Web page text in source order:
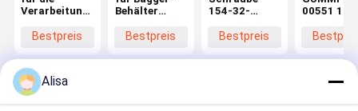
Verarbeitung
Schmelzwasser
Bestpreis
Behälter
71N6-20141
R140LC-7
Bestpreis
154-32-
Bulldozer
Bestpreis
00551
DX140W
DX210W
Alisa